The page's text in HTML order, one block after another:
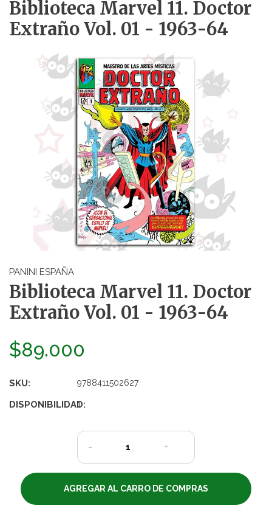
Biblioteca Marvel 11. Doctor
Extraño Vol. 01 - 1963-64
PANINI ESPAÑA
Biblioteca Marvel 11. Doctor
Extraño Vol. 01 - 1963-64
$89.000
SKU: 9788411502627
DISPONIBILIDAD:
1
- +